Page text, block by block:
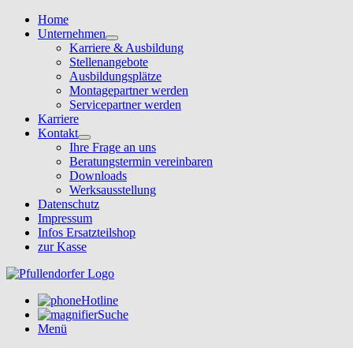
Home
Unternehmen
Karriere & Ausbildung
Stellenangebote
Ausbildungsplätze
Montagepartner werden
Servicepartner werden
Karriere
Kontakt
Ihre Frage an uns
Beratungstermin vereinbaren
Downloads
Werksausstellung
Datenschutz
Impressum
Infos Ersatzteilshop
zur Kasse
Hotline
Suche
Menü